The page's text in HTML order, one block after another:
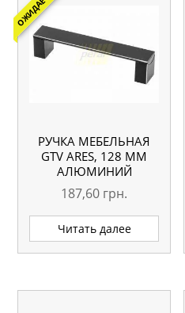
РУЧКА МЕБЕЛЬНАЯ
GTV ARES, 128 ММ
АЛЮМИНИЙ
187,60 грн.
Читать далее